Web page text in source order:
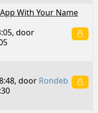
With Your Name
door
door Rondeb